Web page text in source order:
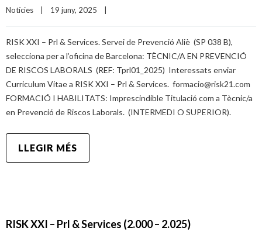
Notícies 19 juny, 2025
RISK XXI – Prl & Services. Servei de Prevenció Aliè (SP 038 B),
selecciona per a l’oficina de Barcelona: TÈCNIC/A EN PREVENCIÓ
DE RISCOS LABORALS (REF: Tprl01_2025) Interessats enviar
Curriculum Vitae a RISK XXI – Prl & Services. formacio@risk21.com
FORMACIÓ I HABILITATS: Imprescindible Titulació com a Tècnic/a
en Prevenció de Riscos Laborals. (INTERMEDI O SUPERIOR).
LLEGIR MÉS
RISK XXI – Prl & Services (2.000 – 2.025)